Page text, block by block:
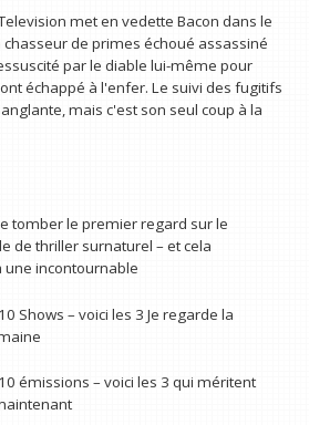
met en vedette Bacon dans le
chasseur de primes échoué assassiné
par le diable lui-même pour
échappé à l'enfer. Le suivi des fugitifs
mais c'est son seul coup à la
tomber le premier regard sur le
de thriller surnaturel – et cela
incontournable
Shows – voici les 3 Je regarde la
émissions – voici les 3 qui méritent